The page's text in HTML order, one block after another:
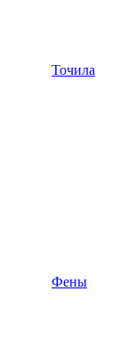
Точила
Фены